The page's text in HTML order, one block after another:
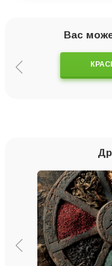
Вас